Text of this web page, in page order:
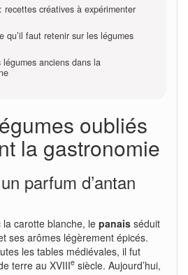
recettes créatives à expérimenter
qu’il faut retenir sur les légumes
légumes anciens dans la
oubliés
la gastronomie
parfum d’antan
carotte blanche, le panais séduit
ses arômes légèrement épicés.
les tables médiévales, il fut
terre au XVIIIe siècle. Aujourd’hui,